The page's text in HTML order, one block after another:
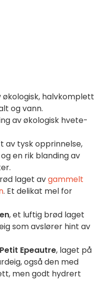
økologisk, halvkomplett
og vann.
av økologisk hvete-
av tysk opprinnelse,
en rik blanding av
laget avgammelt
. Et delikat mel for
, et luftig brød laget
som avslører hint av
Epeautre, laget på
også den med
men godt hydrert